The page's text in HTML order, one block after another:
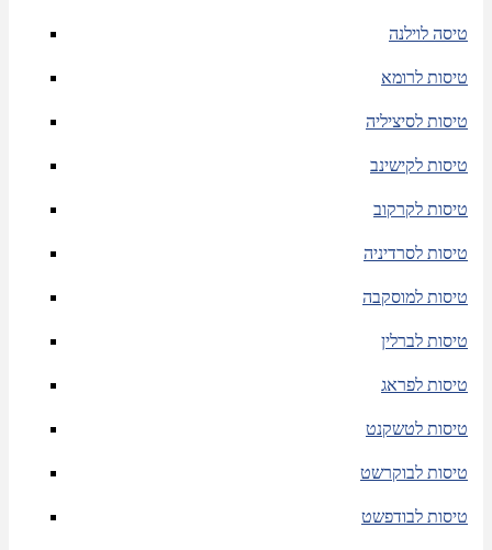
טיסה לוילנה
טיסות לרומא
טיסות לסיציליה
טיסות לקישינב
טיסות לקרקוב
טיסות לסרדיניה
טיסות למוסקבה
טיסות לברלין
טיסות לפראג
טיסות לטשקנט
טיסות לבוקרשט
טיסות לבודפשט